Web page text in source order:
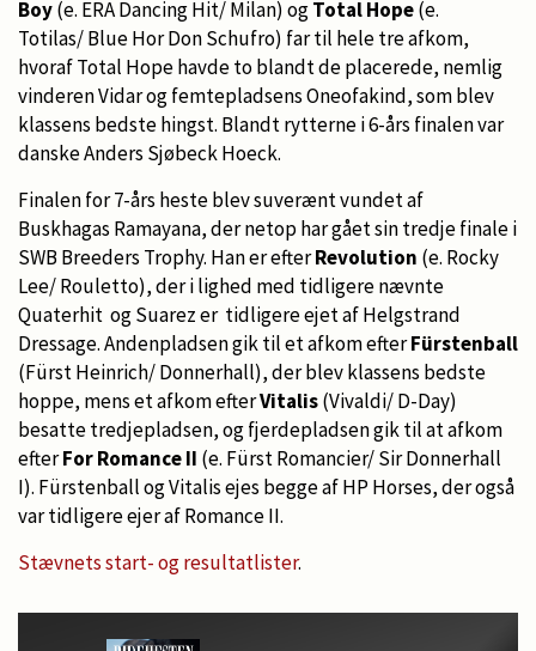
Boy(e. ERA Dancing Hit/ Milan) ogTotal Hope(e.
Totilas/ Blue Hor Don Schufro) far til hele tre afkom,
hvoraf Total Hope havde to blandt de placerede, nemlig
vinderen Vidar og femtepladsens Oneofakind, som blev
klassens bedste hingst. Blandt rytterne i 6-års finalen var
danske Anders Sjøbeck Hoeck.
Finalen for 7-års heste blev suverænt vundet af
Buskhagas Ramayana, der netop har gået sin tredje finale i
SWB Breeders Trophy. Han er efterRevolution (e. Rocky
Lee/ Rouletto), der i lighed med tidligere nævnte
Quaterhit og Suarez er tidligere ejet af Helgstrand
Dressage. Andenpladsen gik til et afkom efterFürstenball
(Fürst Heinrich/ Donnerhall), der blev klassens bedste
hoppe, mens et afkom efterVitalis(Vivaldi/ D-Day)
besatte tredjepladsen, og fjerdepladsen gik til at afkom
efterFor Romance II (e. Fürst Romancier/ Sir Donnerhall
I). Fürstenball og Vitalis ejes begge af HP Horses, der også
var tidligere ejer af Romance II.
Stævnets start- og resultatlister.